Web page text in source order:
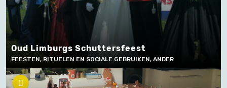
Oud Limburgs Schuttersfeest
FEESTEN, RITUELEN EN SOCIALE GEBRUIKEN, ANDER